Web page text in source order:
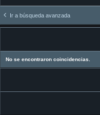
Ir a búsqueda avanzada
No se encontraron coincidencias.